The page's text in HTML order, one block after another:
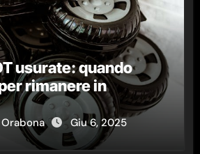
usurate: quando
rimanere in
Giu 6, 2025